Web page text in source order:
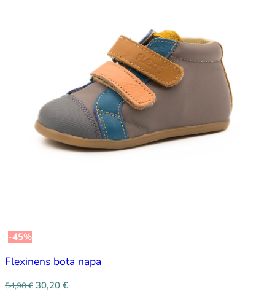
-45%
Flexinens bota napa
54,90€ 30,20 €